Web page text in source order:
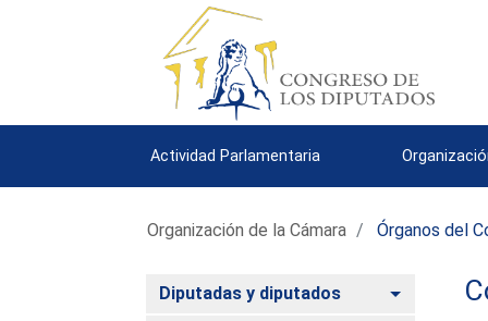
Actividad Parlamentaria
Organización de la Cámara Órganos del
Diputadas y diputados Alternar